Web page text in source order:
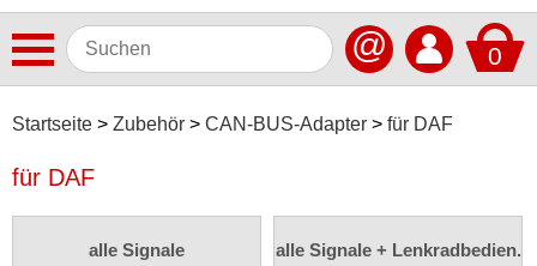
0
@
Startseite Zubehör CAN-BUS-Adapter für DAF
Elektromobilität
für DAF
alle Signale alle Signale + Lenkradbedien.